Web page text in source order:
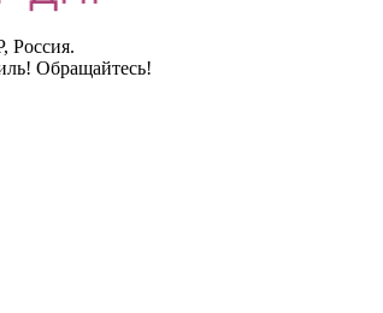
Россия.
Обращайтесь!